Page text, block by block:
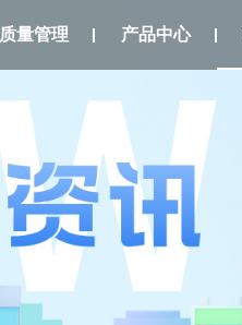
质量管理 产品中心